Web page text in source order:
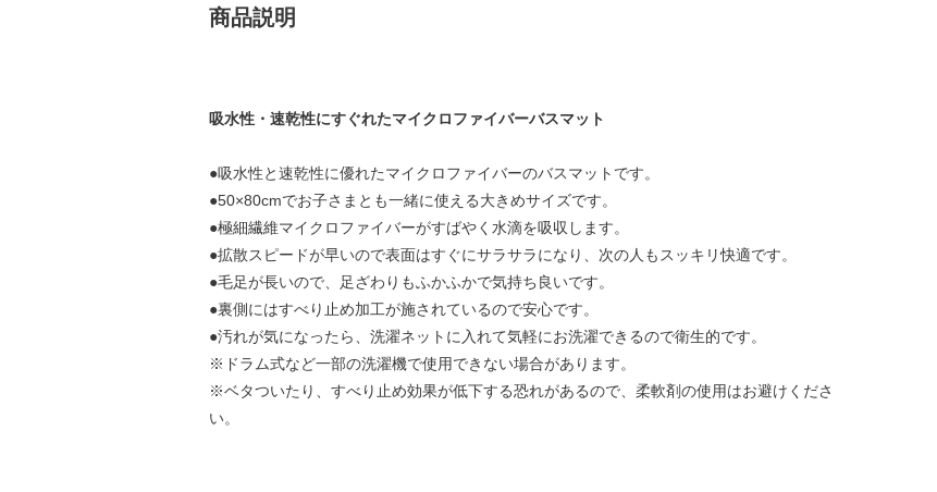
商品説明
吸水性・速乾性にすぐれたマイクロファイバーバスマット
●吸水性と速乾性に優れたマイクロファイバーのバスマットです。
●50×80cmでお子さまとも一緒に使える大きめサイズです。
●極細繊維マイクロファイバーがすばやく水滴を吸収します。
●拡散スピードが早いので表面はすぐにサラサラになり、次の人もスッキリ快適です。
●毛足が長いので、足ざわりもふかふかで気持ち良いです。
●裏側にはすべり止め加工が施されているので安心です。
●汚れが気になったら、洗濯ネットに入れて気軽にお洗濯できるので衛生的です。
※ドラム式など一部の洗濯機で使用できない場合があります。
※ベタついたり、すべり止め効果が低下する恐れがあるので、柔軟剤の使用はお避けくださ
い。